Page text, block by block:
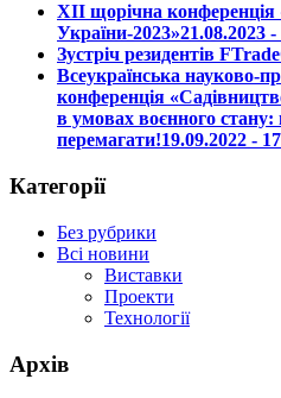
ХІІ щорічна конференція
України-2023»21.08.2023
Зустріч резидентів
Всеукраїнська науково-
конференція
в умовах воєнного стану:
перемагати!19.09.2022 -
Категорії
Без рубрики
Всі новини
Виставки
Проекти
Технології
Архів